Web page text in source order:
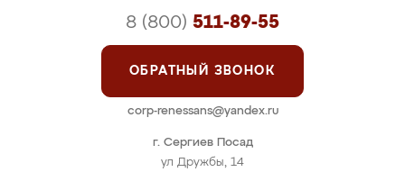
г. Сергиев Посад
ул Дружбы, 14
8 (800) 511-89-55
ОБРАТНЫЙ ЗВОНОК
corp-renessans@yandex.ru